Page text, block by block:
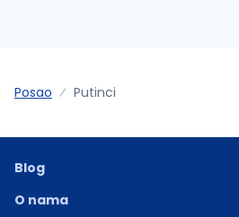
Posao Putinci
Blog
O nama